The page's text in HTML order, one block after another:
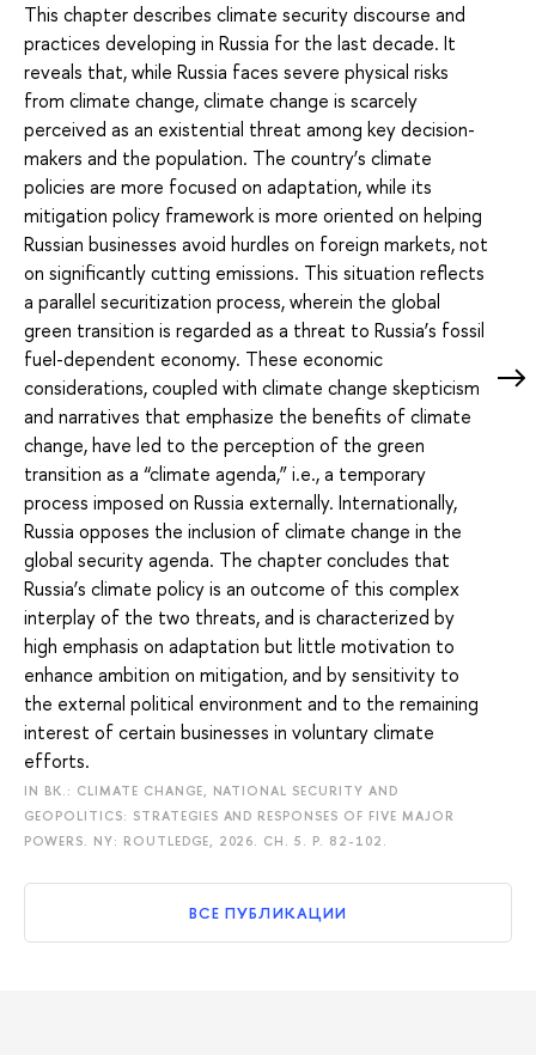
This chapter describes climate security discourse and
practices developing in Russia for the last decade. It
reveals that, while Russia faces severe physical risks
from climate change, climate change is scarcely
perceived as an existential threat among key decision-
makers and the population. The country’s climate
policies are more focused on adaptation, while its
mitigation policy framework is more oriented on helping
Russian businesses avoid hurdles on foreign markets, not
on significantly cutting emissions. This situation reflects
a parallel securitization process, wherein the global
green transition is regarded as a threat to Russia’s fossil
fuel-dependent economy. These economic
considerations, coupled with climate change skepticism
and narratives that emphasize the benefits of climate
change, have led to the perception of the green
transition as a “climate agenda,” i.e., a temporary
process imposed on Russia externally. Internationally,
Russia opposes the inclusion of climate change in the
global security agenda. The chapter concludes that
Russia’s climate policy is an outcome of this complex
interplay of the two threats, and is characterized by
high emphasis on adaptation but little motivation to
enhance ambition on mitigation, and by sensitivity to
the external political environment and to the remaining
interest of certain businesses in voluntary climate
efforts.
IN BK.: CLIMATE CHANGE, NATIONAL SECURITY AND
GEOPOLITICS: STRATEGIES AND RESPONSES OF FIVE MAJOR
POWERS. NY: ROUTLEDGE, 2026. CH. 5. P. 82-102.
ВСЕ ПУБЛИКАЦИИ